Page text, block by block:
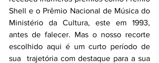
Shell e o Prêmio Nacional de Música do
Ministério da Cultura, este em 1993,
antes de falecer. Mas o nosso recorte
escolhido aqui é um curto período de
sua  trajetória com destaque para a sua